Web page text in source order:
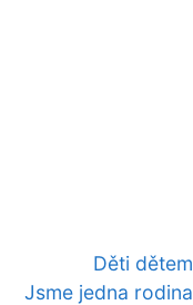
Děti dětem
Jsme jedna rodina